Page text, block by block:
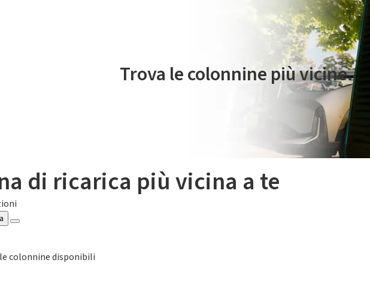
Il servizio di mobilità elettrica è gestito da Plenitude On The Road
Trova le colonnine più vicine.
di ricarica più vicina a te
colonnine disponibili